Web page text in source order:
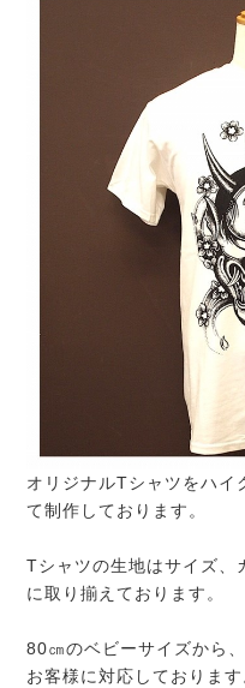
オリジナルTシャツをハイ
て制作しております。
Tシャツの生地はサイズ、
に取り揃えております。
80㎝のベビーサイズから
お客様に対応しております